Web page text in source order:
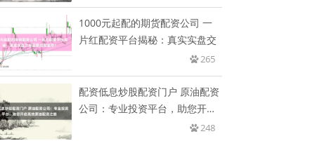
1000元起配的期货配资公司 一
片红配资平台揭秘：真实实盘交
265
配资低息炒股配资门户 原油配资
公司：专业投资平台，助您开启
248